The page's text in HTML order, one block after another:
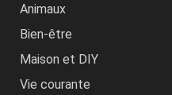
Animaux
Bien-être
Maison et DIY
Vie courante